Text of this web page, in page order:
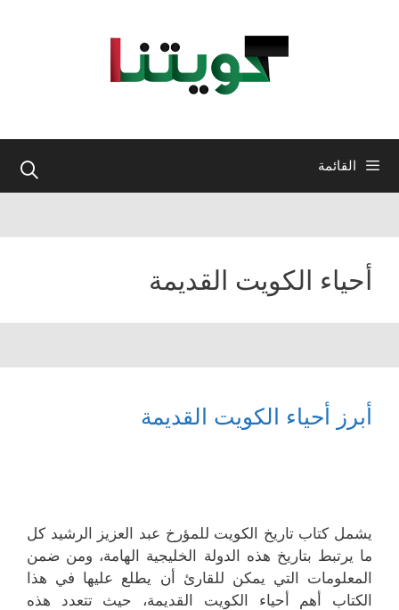
القائمة
أحياء الكويت القديمة
أبرز أحياء الكويت القديمة
يشمل كتاب تاريخ الكويت للمؤرخ عبد العزيز الرشيد كل
ما يرتبط بتاريخ هذه الدولة الخليجية الهامة، ومن ضمن
المعلومات التي يمكن للقارئ أن يطلع عليها في هذا
الكتاب أهم أحياء الكويت القديمة، حيث تتعدد هذه